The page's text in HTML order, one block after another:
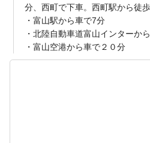
分、西町で下車。西町駅から徒
・富山駅から車で7分
・北陸自動車道富山インターか
・富山空港から車で２０分